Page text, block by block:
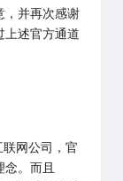
并再次感谢
上述官方通道
联网公司，官
。而且